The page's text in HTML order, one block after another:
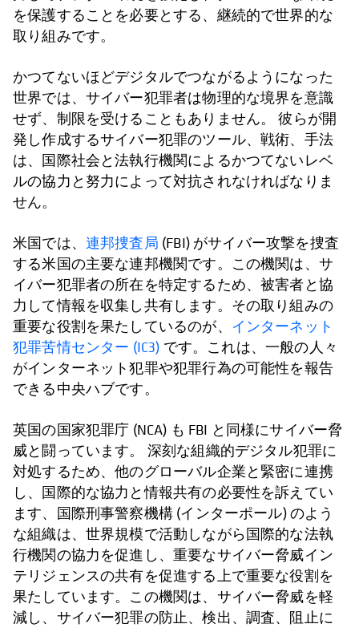
を保護することを必要とする、継続的で世界的な
取り組みです。
かつてないほどデジタルでつながるようになった
世界では、サイバー犯罪者は物理的な境界を意識
せず、制限を受けることもありません。 彼らが開
発し作成するサイバー犯罪のツール、戦術、手法
は、国際社会と法執行機関によるかつてないレベ
ルの協力と努力によって対抗されなければなりま
せん。
米国では、 連邦捜査局 (FBI) がサイバー攻撃を捜査
する米国の主要な連邦機関です。この機関は、サ
イバー犯罪者の所在を特定するため、被害者と協
力して情報を収集し共有します。その取り組みの
重要な役割を果たしているのが、 インターネット
犯罪苦情センター (IC3) です。これは、一般の人々
がインターネット犯罪や犯罪行為の可能性を報告
できる中央ハブです。
英国の国家犯罪庁 (NCA) も FBI と同様にサイバー脅
威と闘っています。 深刻な組織的デジタル犯罪に
対処するため、他のグローバル企業と緊密に連携
し、国際的な協力と情報共有の必要性を訴えてい
ます、国際刑事警察機構 (インターポール) のよう
な組織は、世界規模で活動しながら国際的な法執
行機関の協力を促進し、重要なサイバー脅威イン
テリジェンスの共有を促進する上で重要な役割を
果たしています。この機関は、サイバー脅威を軽
減し、サイバー犯罪の防止、検出、調査、阻止に